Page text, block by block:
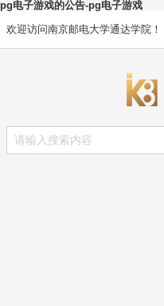
pg电子游戏的公告-pg电子游戏
欢迎访问南京邮电大学通达学院！